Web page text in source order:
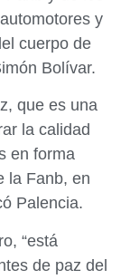
y
cuerpo de
Bolívar.
que es una
la calidad
en forma
la Fanb, en
Palencia.
“está
de paz del